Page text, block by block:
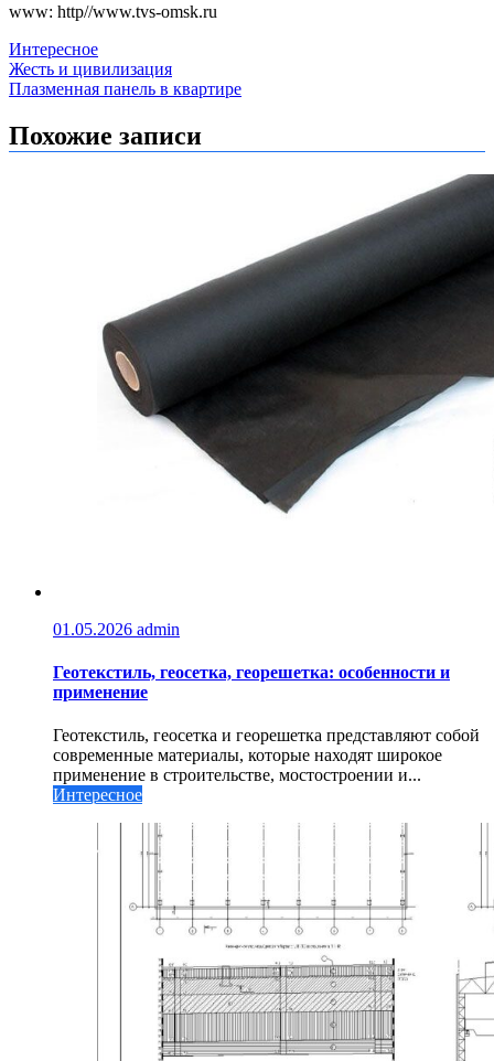
www: http//www.tvs-omsk.ru
Интересное
Навигация
по
записям
Жесть и цивилизация
Плазменная панель в квартире
Похожие записи
01.05.2026 admin
Геотекстиль, геосетка, георешетка: особенности и
применение
Геотекстиль, геосетка и георешетка представляют собой
современные материалы, которые находят широкое
применение в строительстве, мостостроении и...
Интересное